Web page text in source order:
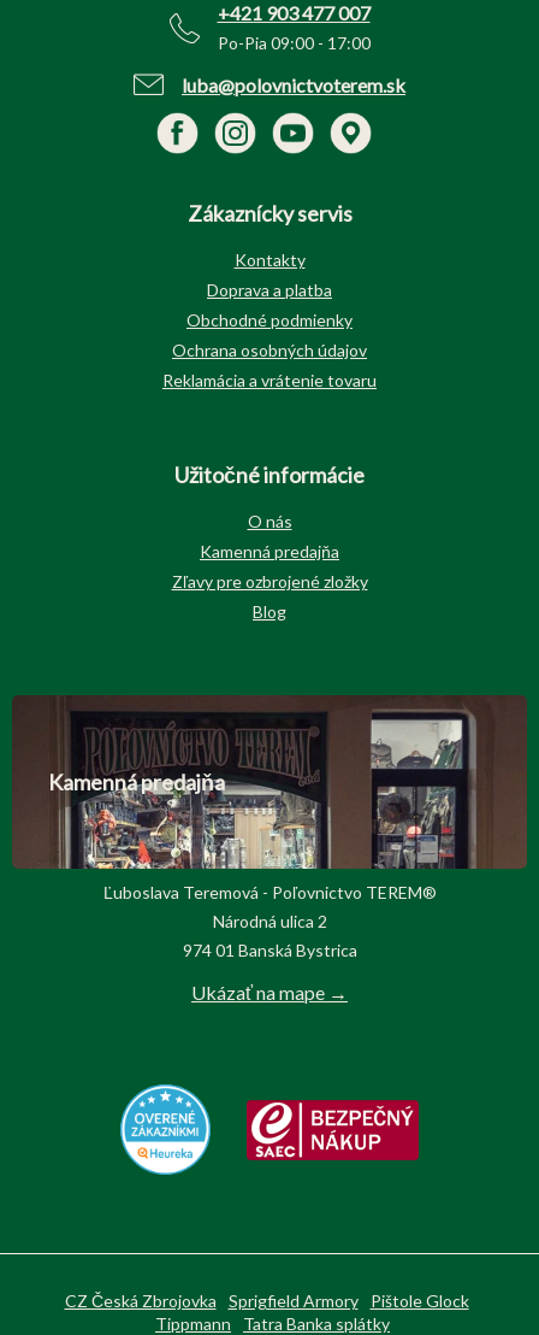
+421 903 477 007
Po-Pia 09:00 - 17:00
luba@polovnictvoterem.sk
Zákaznícky servis
Kontakty
Doprava a platba
Obchodné podmienky
Ochrana osobných údajov
Reklamácia a vrátenie tovaru
Užitočné informácie
O nás
Kamenná predajňa
Zľavy pre ozbrojené zložky
Blog
Kamenná predajňa
Ľuboslava Teremová - Poľovnictvo TEREM®
Národná ulica 2
974 01 Banská Bystrica
Ukázať na mape →
CZ Česká Zbrojovka Sprigfield Armory
Pištole Glock
Tippmann
Tatra Banka splátky